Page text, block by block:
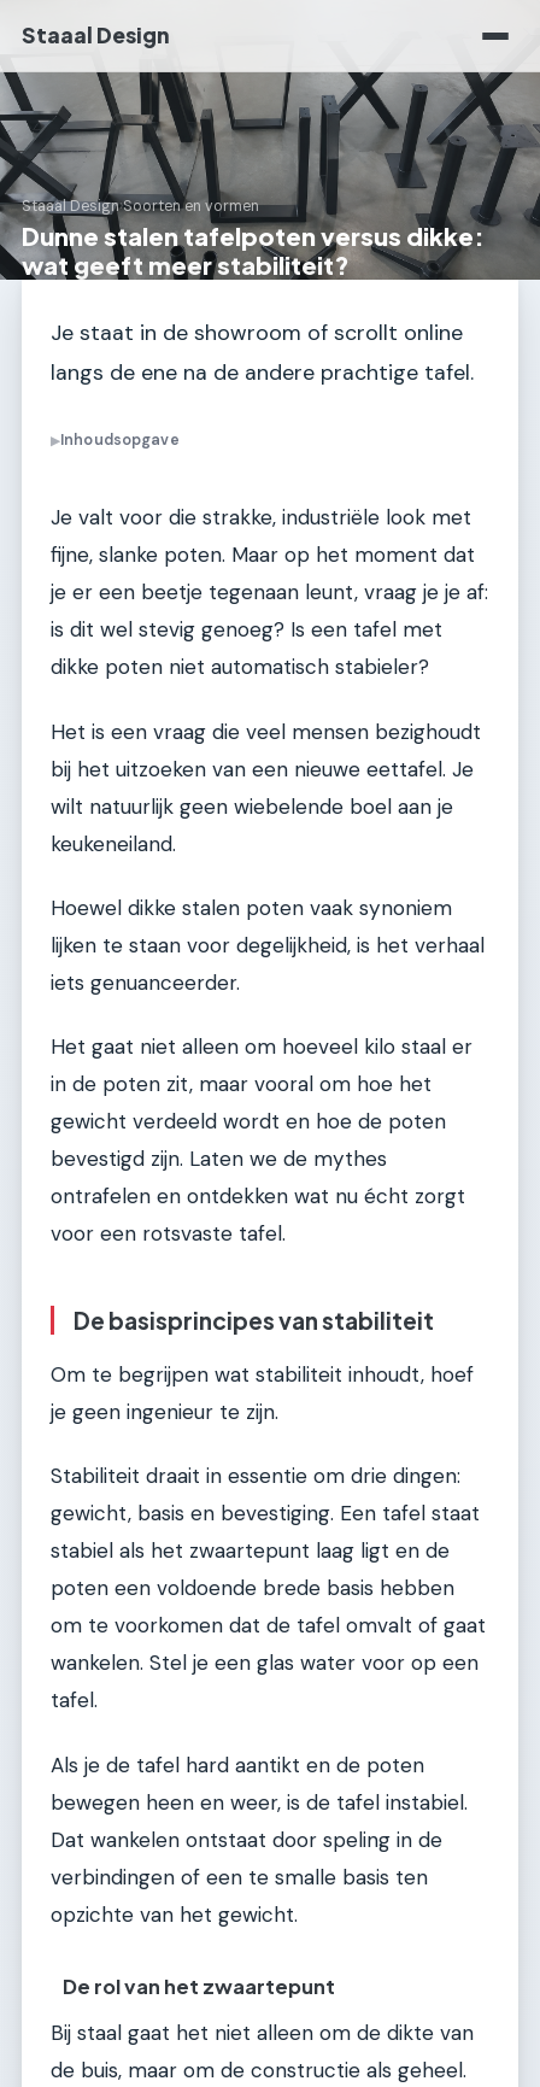
Staaal Design
Staaal Design›Soorten en vormen
Dunne stalen tafelpoten versus dikke:
wat geeft meer stabiliteit?
Je staat in de showroom of scrollt online
langs de ene na de andere prachtige tafel.
▶Inhoudsopgave
Je valt voor die strakke, industriële look met
fijne, slanke poten. Maar op het moment dat
je er een beetje tegenaan leunt, vraag je je af:
is dit wel stevig genoeg? Is een tafel met
dikke poten niet automatisch stabieler?
Het is een vraag die veel mensen bezighoudt
bij het uitzoeken van een nieuwe eettafel. Je
wilt natuurlijk geen wiebelende boel aan je
keukeneiland.
Hoewel dikke stalen poten vaak synoniem
lijken te staan voor degelijkheid, is het verhaal
iets genuanceerder.
Het gaat niet alleen om hoeveel kilo staal er
in de poten zit, maar vooral om hoe het
gewicht verdeeld wordt en hoe de poten
bevestigd zijn. Laten we de mythes
ontrafelen en ontdekken wat nu écht zorgt
voor een rotsvaste tafel.
De basisprincipes van stabiliteit
Om te begrijpen wat stabiliteit inhoudt, hoef
je geen ingenieur te zijn.
Stabiliteit draait in essentie om drie dingen:
gewicht, basis en bevestiging. Een tafel staat
stabiel als het zwaartepunt laag ligt en de
poten een voldoende brede basis hebben
om te voorkomen dat de tafel omvalt of gaat
wankelen. Stel je een glas water voor op een
tafel.
Als je de tafel hard aantikt en de poten
bewegen heen en weer, is de tafel instabiel.
Dat wankelen ontstaat door speling in de
verbindingen of een te smalle basis ten
opzichte van het gewicht.
De rol van het zwaartepunt
Bij staal gaat het niet alleen om de dikte van
de buis, maar om de constructie als geheel.